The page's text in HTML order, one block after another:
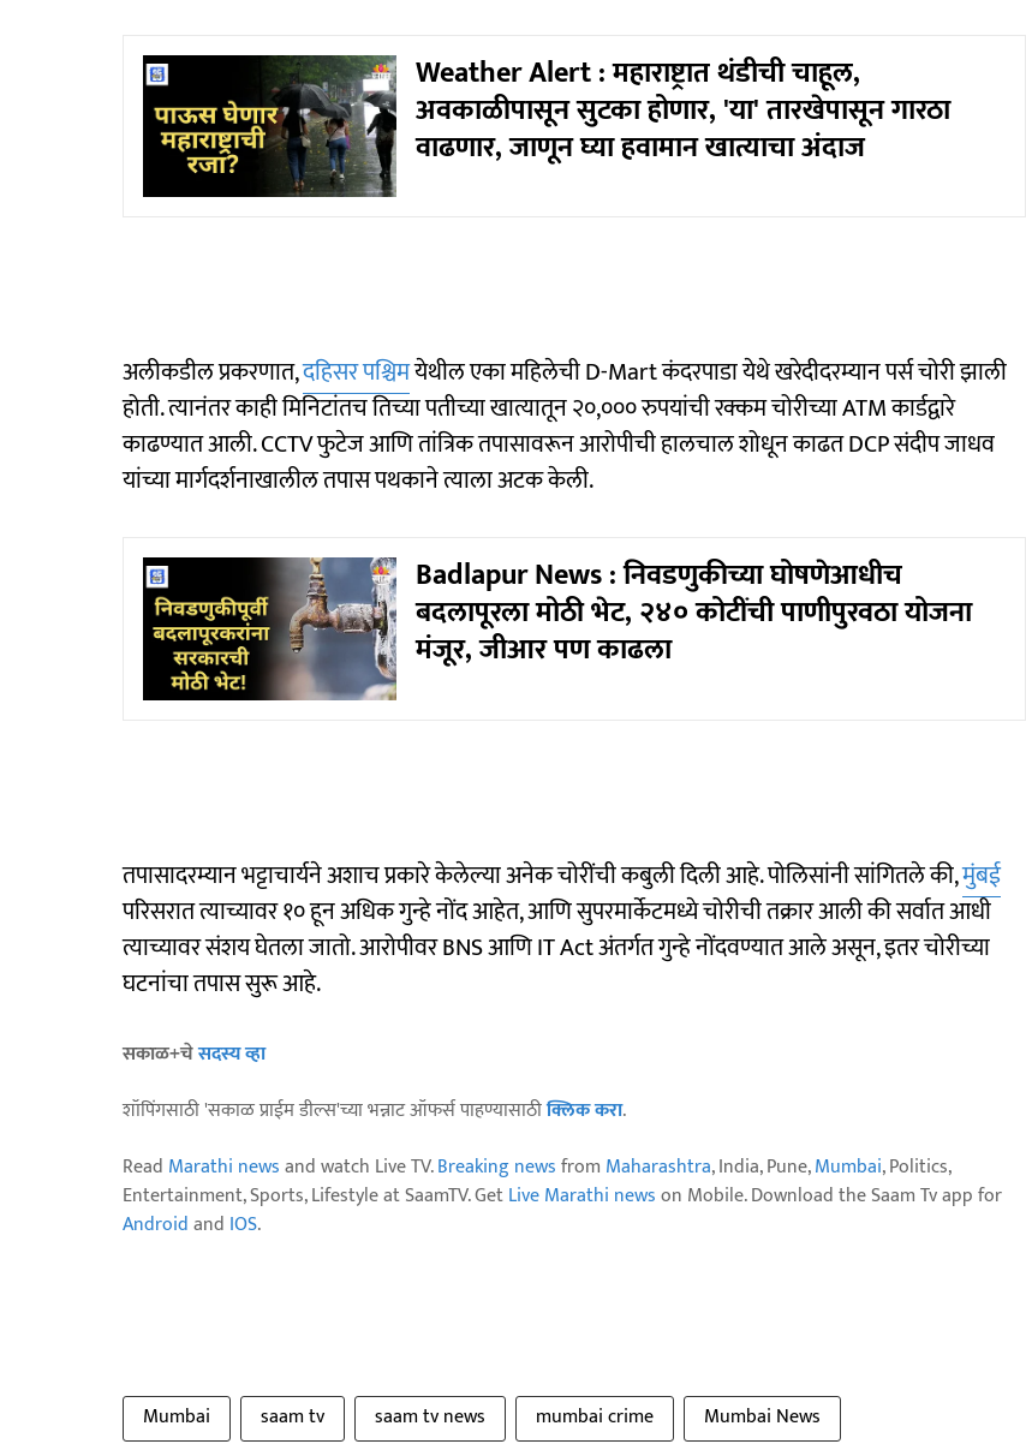
Weather Alert : महाराष्ट्रात थंडीची चाहूल,
अवकाळीपासून सुटका होणार, 'या' तारखेपासून गारठा
वाढणार, जाणून घ्या हवामान खात्याचा अंदाज
अलीकडील प्रकरणात,दहिसर पश्चिमयेथील एका महिलेची D-Mart कंदरपाडा येथे खरेदीदरम्यान पर्स चोरी झाली
होती. त्यानंतर काही मिनिटांतच तिच्या पतीच्या खात्यातून २०,००० रुपयांची रक्कम चोरीच्या ATM कार्डद्वारे
काढण्यात आली. CCTV फुटेज आणि तांत्रिक तपासावरून आरोपीची हालचाल शोधून काढत DCP संदीप जाधव
यांच्या मार्गदर्शनाखालील तपास पथकाने त्याला अटक केली.
Badlapur News : निवडणुकीच्या घोषणेआधीच
बदलापूरला मोठी भेट, २४० कोटींची पाणीपुरवठा योजना
मंजूर, जीआर पण काढला
तपासादरम्यान भट्टाचार्यने अशाच प्रकारे केलेल्या अनेक चोरींची कबुली दिली आहे. पोलिसांनी सांगितले की,मुंबई
परिसरात त्याच्यावर १० हून अधिक गुन्हे नोंद आहेत, आणि सुपरमार्केटमध्ये चोरीची तक्रार आली की सर्वात आधी
त्याच्यावर संशय घेतला जातो. आरोपीवर BNS आणि IT Act अंतर्गत गुन्हे नोंदवण्यात आले असून, इतर चोरीच्या
घटनांचा तपास सुरू आहे.
सकाळ+चेसदस्य व्हा
शॉपिंगसाठी 'सकाळ प्राईम डील्स'च्या भन्नाट ऑफर्स पाहण्यासाठीक्लिक करा.
Read Marathi newsand watch Live TV.Breaking newsfrom Maharashtra, India, Pune,Mumbai, Politics,
Entertainment, Sports, Lifestyle at SaamTV. GetLive Marathi newson Mobile. Download the Saam Tv app for
Androidand IOS.
Mumbai saam tv saam tv news mumbai crime Mumbai News